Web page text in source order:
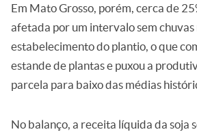
Em Mato Grosso, porém, cerca de
afetada por um intervalo sem
estabelecimento do plantio, o que
estande de plantas e puxou a
parcela para baixo das médias
No balanço, a receita líquida da soja